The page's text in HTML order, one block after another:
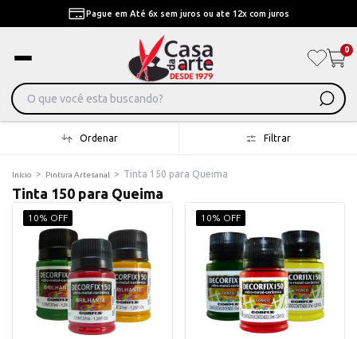
Pague em Até 6x sem juros ou ate 12x com juros
0
Ordenar Filtrar
Início > Pintura Artesanal > Tinta 150 para Queima
Tinta 150 para Queima
10% OFF 10% OFF